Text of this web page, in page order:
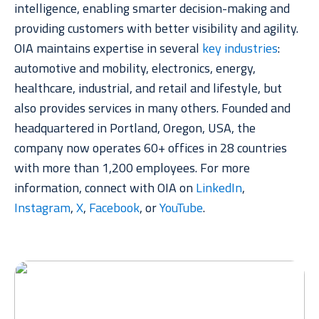
intelligence, enabling smarter decision-making and
providing customers with better visibility and agility.
OIA maintains expertise in several key industries:
automotive and mobility, electronics, energy,
healthcare, industrial, and retail and lifestyle, but
also provides services in many others. Founded and
headquartered in Portland, Oregon, USA, the
company now operates 60+ offices in 28 countries
with more than 1,200 employees. For more
information, connect with OIA on LinkedIn,
Instagram,X, Facebook, orYouTube.